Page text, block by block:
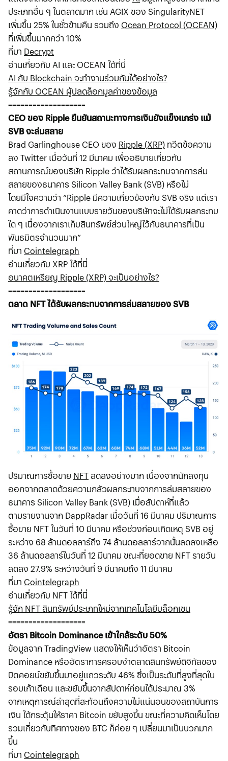
ประเภทอื่น ๆ ในตลาดมาก เช่น AGIX ของ SingularityNET
เพิ่มขึ้น 25% ในชั่วข้ามคืน รวมถึง Ocean Protocol (OCEAN)
ที่เพิ่มขึ้นมากกว่า 10%
ที่มา Decrypt
อ่านเกี่ยวกับ AI และ OCEAN ได้ที่นี่
AI กับ Blockchain จะทำงานร่วมกันได้อย่างไร?
รู้จักกับ OCEAN ผู้ปลดล็อกมูลค่าของข้อมูล
===================
CEO ของ Ripple ยืนยันสถานะทางการเงินยังแข็งแกร่ง แม้
SVB จะล่มสลาย
Brad Garlinghouse CEO ของ Ripple (XRP) ทวีตข้อความ
ลง Twitter เมื่อวันที่ 12 มีนาคม เพื่ออธิบายเกี่ยวกับ
สถานการณ์ของบริษัท Ripple ว่าได้รับผลกระทบจากการล่ม
สลายของธนาคาร Silicon Valley Bank (SVB) หรือไม่
โดยมีใจความว่า “Ripple มีความเกี่ยวข้องกับ SVB จริง แต่เรา
คาดว่าการดำเนินงานแบบรายวันของบริษัทจะไม่ได้รับผลกระทบ
ใด ๆ เนื่องจากเราเก็บสินทรัพย์ส่วนใหญ่ไว้กับธนาคารที่เป็น
พันธมิตรจำนวนมาก”
ที่มา Cointelegraph
อ่านเกี่ยวกับ XRP ได้ที่นี่
อนาคตเหรียญ Ripple (XRP) จะเป็นอย่างไร?
===================
ตลาด NFT ได้รับผลกระทบจากการล่มสลายของ SVB
ปริมาณการซื้อขาย NFT ลดลงอย่างมาก เนื่องจากนักลงทุน
ออกจากตลาดด้วยความกลัวผลกระทบจากการล่มสลายของ
ธนาคาร Silicon Valley Bank (SVB) เมื่อสัปดาห์ที่แล้ว
ตามรายงานจาก DappRadar เมื่อวันที่ 16 มีนาคม ปริมาณการ
ซื้อขาย NFT ในวันที่ 10 มีนาคม หรือช่วงก่อนเกิดเหตุ SVB อยู่
ระหว่าง 68 ล้านดอลลาร์ถึง 74 ล้านดอลลาร์จากนั้นลดลงเหลือ
36 ล้านดอลลาร์ในวันที่ 12 มีนาคม ขณะที่ยอดขาย NFT รายวัน
ลดลง 27.9% ระหว่างวันที่ 9 มีนาคมถึง 11 มีนาคม
ที่มา Cointelegraph
อ่านเกี่ยวกับ NFT ได้ที่นี่
รู้จัก NFT สินทรัพย์ประเภทใหม่จากเทคโนโลยีบล็อกเชน
===================
อัตรา Bitcoin Dominance เข้าใกล้ระดับ 50%
ข้อมูลจาก TradingView แสดงให้เห็นว่าอัตรา Bitcoin
Dominance หรืออัตราการครอบงำตลาดสินทรัพย์ดิจิทัลของ
บิตคอยน์ขยับขึ้นมาอยู่แถวระดับ 46% ซึ่งเป็นระดับที่สูงที่สุดใน
รอบเก้าเดือน และขยับขึ้นจากสัปดาห์ก่อนได้ประมาณ 3%
จากเหตุการณ์ล่าสุดที่สะท้อนถึงความไม่แน่นอนของสถาบันการ
เงิน ได้กระตุ้นให้ราคา Bitcoin ขยับสูงขึ้น ขณะที่ความคิดเห็นโดย
รวมเกี่ยวกับทิศทางของ BTC ก็ค่อย ๆ เปลี่ยนมาเป็นบวกมาก
ขึ้น
ที่มา Cointelegraph